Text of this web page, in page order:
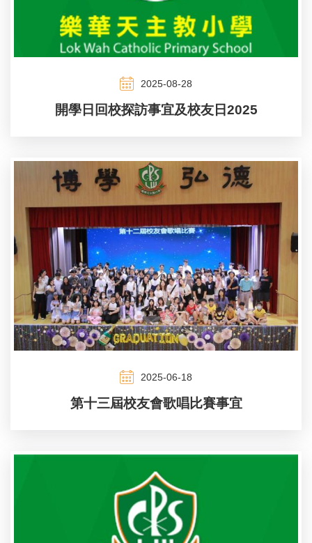
2025-08-28
開學日回校探訪事宜及校友日2025
2025-06-18
第十三屆校友會歌唱比賽事宜